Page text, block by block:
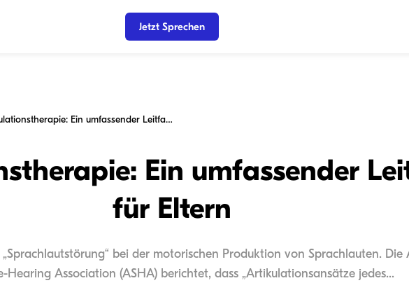
Jetzt Sprechen
Artikulationstherapie: Ein umfassender Leitfaden für Eltern
Ein umfassender
für Eltern
bei der motorischen Produktion von Sprachlauten. Die
Hearing Association (ASHA) berichtet, dass „Artikulationsansätze jedes...